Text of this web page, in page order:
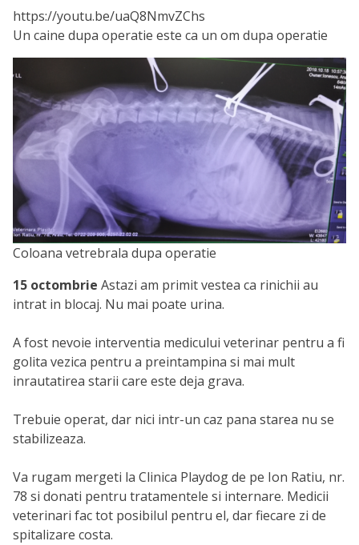
https://youtu.be/uaQ8NmvZChs
Un caine dupa operatie este ca un om dupa operatie
Coloana vetrebrala dupa operatie
15 octombrie Astazi am primit vestea ca rinichii au
intrat in blocaj. Nu mai poate urina.
A fost nevoie interventia medicului veterinar pentru a fi
golita vezica pentru a preintampina si mai mult
inrautatirea starii care este deja grava.
Trebuie operat, dar nici intr-un caz pana starea nu se
stabilizeaza.
Va rugam mergeti la Clinica Playdog de pe Ion Ratiu, nr.
78 si donati pentru tratamentele si internare. Medicii
veterinari fac tot posibilul pentru el, dar fiecare zi de
spitalizare costa.